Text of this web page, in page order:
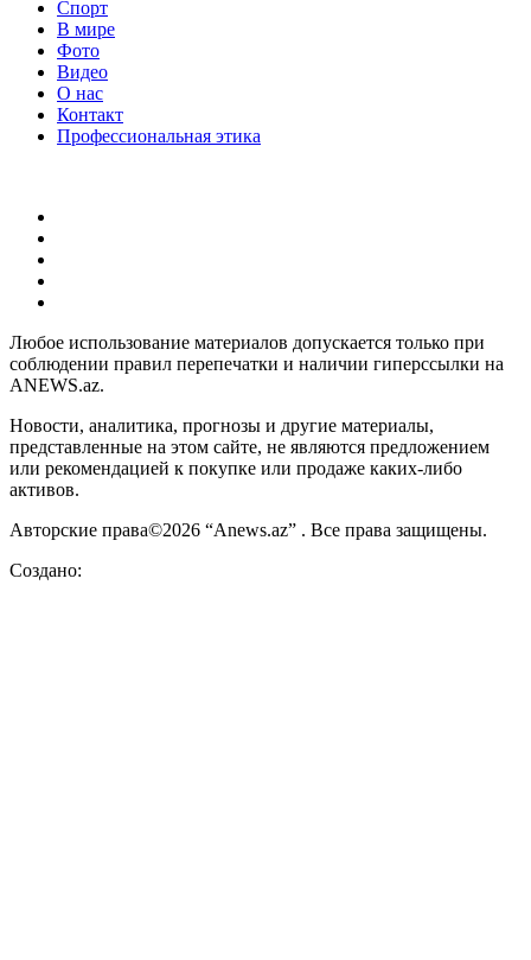
Спорт
В мире
Фото
Видео
О нас
Контакт
Профессиональная этика
Любое использование материалов допускается только при
соблюдении правил перепечатки и наличии гиперссылки на
ANEWS.az.
Новости, аналитика, прогнозы и другие материалы,
представленные на этом сайте, не являются предложением
или рекомендацией к покупке или продаже каких-либо
активов.
Авторские права©2026 “Anews.az” . Все права защищены.
Создано: